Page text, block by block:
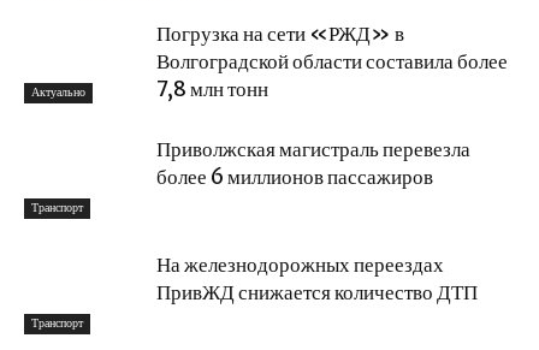
Актуально
Погрузка на сети «РЖД» в
Волгоградской области составила более
7,8 млн тонн
Транспорт
Приволжская магистраль перевезла
более 6 миллионов пассажиров
Транспорт
На железнодорожных переездах
ПривЖД снижается количество ДТП